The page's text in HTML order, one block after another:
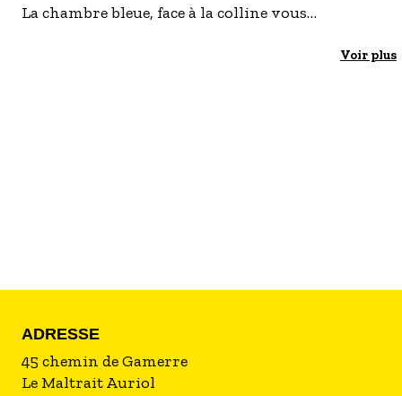
La chambre bleue, face à la colline vous
Le petit déjeuner est pris en terrasse privée ou en
Voir plus
ADRESSE
45 chemin de Gamerre
Le Maltrait Auriol